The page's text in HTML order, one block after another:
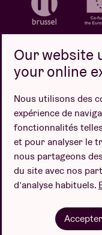
Politique de
Our website
your online
Nous utilisons des
expérience de
fonctionnalités
et pour analyser le
nous partageons
du site avec nos
d’analyse habituels.
Accepter